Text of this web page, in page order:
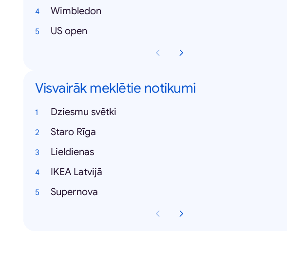
Wimbledon
US open
Visvairāk meklētie notikumi
Dziesmu svētki
Staro Rīga
Lieldienas
IKEA Latvijā
Supernova